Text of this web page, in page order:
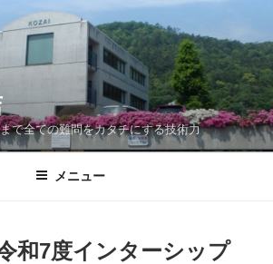
で全ての難問をカタチにする技術力
メニュー
和7度インターシップ